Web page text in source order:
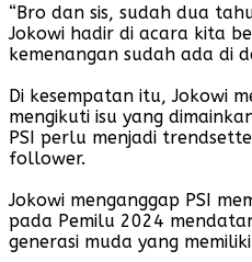
“Bro dan sis, sudah dua
Jokowi hadir di acara kita
kemenangan sudah ada di
Di kesempatan itu, Jokowi
mengikuti isu yang
PSI perlu menjadi
follower.
Jokowi menganggap PSI
pada Pemilu 2024
generasi muda yang